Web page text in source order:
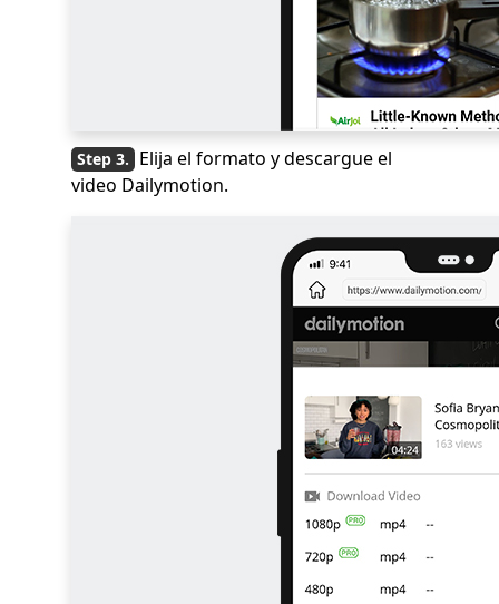
Elija el formato y descargue el
video Dailymotion.